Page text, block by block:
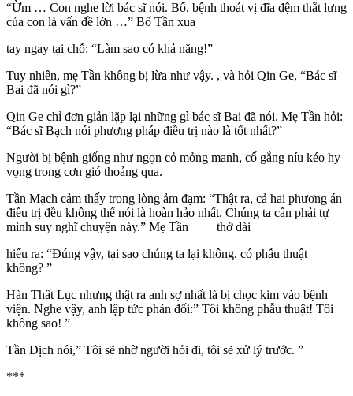
“Ừm … Con nghe lời bác sĩ nói. Bố, bệnh thoát vị đĩa đệm thắt lưng
của con là vấn đề lớn …” Bố Tần xua
tay ngay tại chỗ: “Làm sao có khả năng!”
Tuy nhiên, mẹ Tần không bị lừa như vậy. , và hỏi Qin Ge, “Bác sĩ
Bai đã nói gì?”
Qin Ge chỉ đơn giản lặp lại những gì bác sĩ Bai đã nói. Mẹ Tần hỏi:
“Bác sĩ Bạch nói phương pháp điều trị nào là tốt nhất?”
Người bị bệnh giống như ngọn cỏ mỏng manh, cố gắng níu kéo hy
vọng trong cơn gió thoảng qua.
Tần Mạch cảm thấy trong lòng ảm đạm: “Thật ra, cả hai phương án
điều trị đều không thể nói là hoàn hảo nhất. Chúng ta cần phải tự
mình suy nghĩ chuyện này.” Mẹ Tần thở dài
hiểu ra: “Đúng vậy, tại sao chúng ta lại không. có phẫu thuật
không? ”
Hàn Thất Lục nhưng thật ra anh sợ nhất là bị chọc kim vào bệnh
viện. Nghe vậy, anh lập tức phản đối:” Tôi không phẫu thuật! Tôi
không sao! ”
Tần Dịch nói,” Tôi sẽ nhờ người hỏi đi, tôi sẽ xử lý trước. ”
***